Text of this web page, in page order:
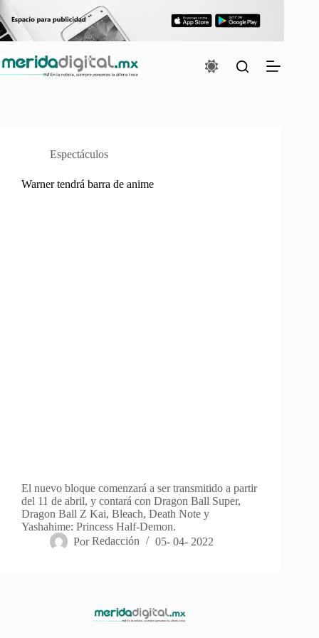
al
contenido
Espectáculos
Warner tendrá barra de anime
El nuevo bloque comenzará a ser transmitido a partir
del 11 de abril, y contará con Dragon Ball Super,
Dragon Ball Z Kai, Bleach, Death Note y
Yashahime: Princess Half-Demon.
Por Redacción 05- 04- 2022